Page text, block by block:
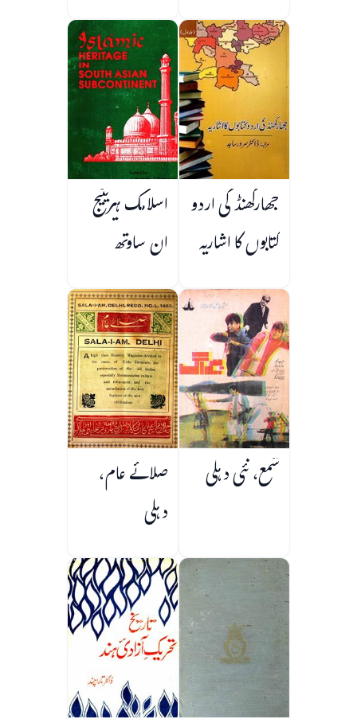
جھارکھنڈ کی اردو
کتابوں کا اشاریہ
اسلامک ہیریٹیج
ان ساوتھ
ایشین سب
کونٹینینٹ
شمع، نئی دہلی صلائے عام،
دہلی